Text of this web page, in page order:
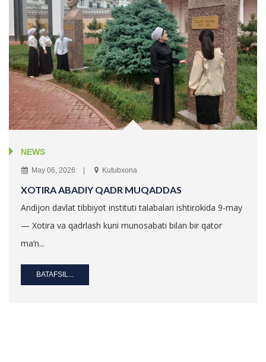
NEWS
May 06, 2026 Kutubxona
XOTIRA ABADIY QADR MUQADDAS
Andijon davlat tibbiyot instituti talabalari ishtirokida 9-may
— Xotira va qadrlash kuni munosabati bilan bir qator
ma’n...
BATAFSIL...